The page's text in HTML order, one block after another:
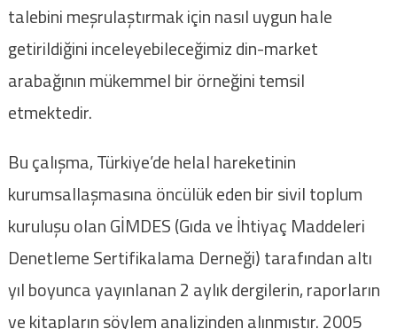
talebini meşrulaştırmak için nasıl uygun hale
getirildiğini inceleyebileceğimiz din-market
arabağının mükemmel bir örneğini temsil
etmektedir.
Bu çalışma, Türkiye’de helal hareketinin
kurumsallaşmasına öncülük eden bir sivil toplum
kuruluşu olan GİMDES (Gıda ve İhtiyaç Maddeleri
Denetleme Sertifikalama Derneği) tarafından altı
yıl boyunca yayınlanan 2 aylık dergilerin, raporların
ve kitapların söylem analizinden alınmıştır. 2005